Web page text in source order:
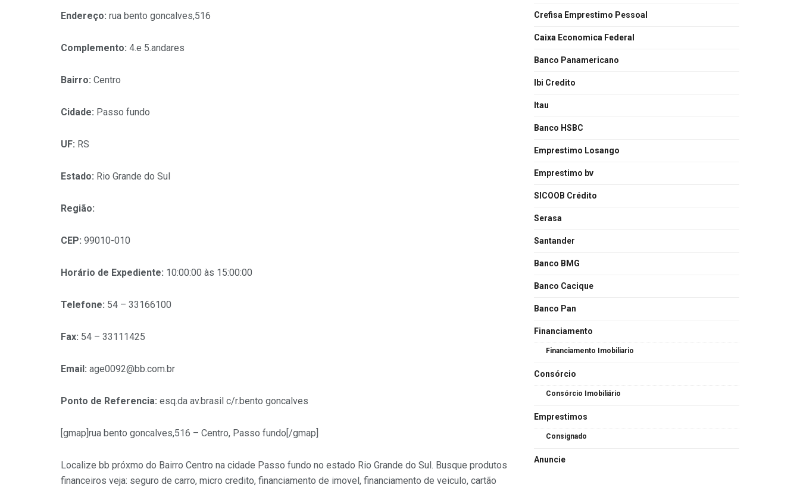
Endereço: rua bento goncalves,516
Complemento: 4.e 5.andares
Bairro: Centro
Cidade: Passo fundo
UF: RS
Estado: Rio Grande do Sul
Região:
CEP: 99010-010
Horário de Expediente: 10:00:00 às 15:00:00
Telefone: 54 – 33166100
Fax: 54 – 33111425
Email: age0092@bb.com.br
Ponto de Referencia: esq.da av.brasil c/r.bento goncalves
[gmap]rua bento goncalves,516 – Centro, Passo fundo[/gmap]
Localize bb próxmo do Bairro Centro na cidade Passo fundo no estado Rio Grande do Sul. Busque produtos
financeiros veja: seguro de carro, micro credito, financiamento de imovel, financiamento de veiculo, cartão
Crefisa Emprestimo Pessoal
Caixa Economica Federal
Banco Panamericano
Ibi Credito
Itau
Banco HSBC
Emprestimo Losango
Emprestimo bv
SICOOB Crédito
Serasa
Santander
Banco BMG
Banco Cacique
Banco Pan
Financiamento
Financiamento Imobiliario
Consórcio
Consórcio Imobiliário
Emprestimos
Consignado
Anuncie